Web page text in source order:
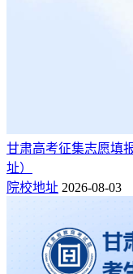
甘肃高考征集志愿填
址）
院校地址 2026-08-03